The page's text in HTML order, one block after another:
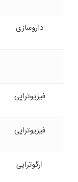
داروسازی
فیزیوتراپی
فیزیوتراپی
ارگوتراپی